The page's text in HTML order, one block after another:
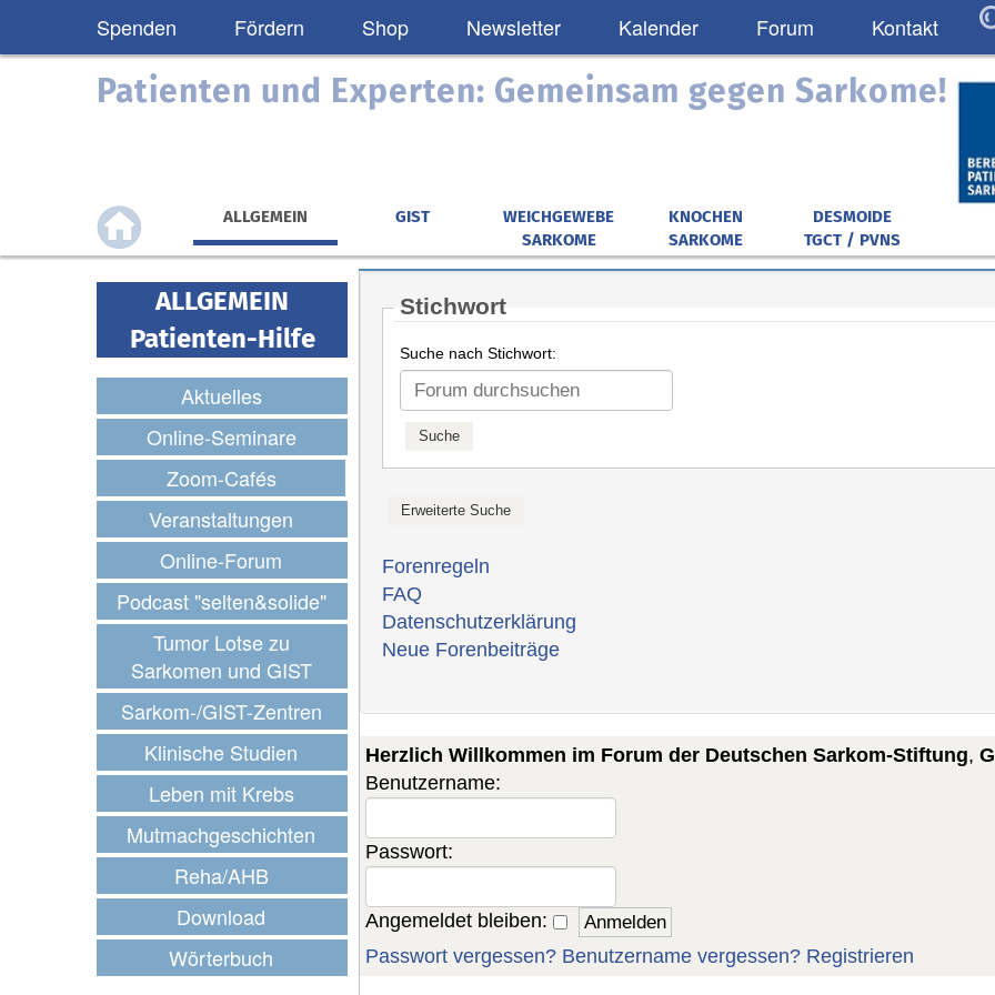
Spenden Fördern Shop Newsletter Kalender Forum Kontakt
Patienten und Experten: Gemeinsam gegen Sarkome!
ALLGEMEIN GIST
WEICHGEWEBE
SARKOME
KNOCHEN
SARKOME
DESMOIDE
TGCT / PVNS
ALLGEMEIN
Patienten-Hilfe
Aktuelles
Online-Seminare
Zoom-Cafés
Veranstaltungen
Online-Forum
Podcast "selten&solide"
Tumor Lotse zu
Sarkomen und GIST
Sarkom-/GIST-Zentren
Klinische Studien
Leben mit Krebs
Mutmachgeschichten
Reha/AHB
Download
Wörterbuch
Stichwort
Suche nach Stichwort:
Forenregeln
FAQ
Datenschutzerklärung
Neue Forenbeiträge
Herzlich Willkommen im Forum der Deutschen Sarkom-Stiftung,
Benutzername:
Passwort:
Angemeldet bleiben:
Passwort vergessen? Benutzername vergessen? Registrieren